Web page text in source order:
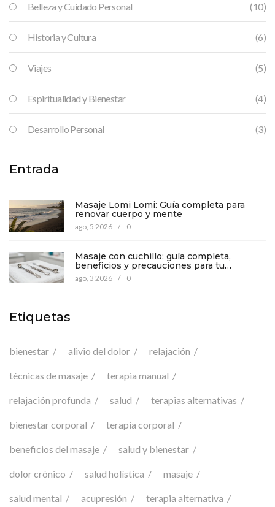
Belleza y Cuidado Personal (10)
Historia y Cultura (6)
Viajes (5)
Espiritualidad y Bienestar (4)
Desarrollo Personal (3)
Entrada
Masaje Lomi Lomi: Guía completa para
renovar cuerpo y mente
ago, 5 2026 / 0
Masaje con cuchillo: guía completa,
beneficios y precauciones para tu
bienestar
ago, 3 2026 / 0
Etiquetas
bienestar alivio del dolor relajación
técnicas de masaje terapia manual
relajación profunda salud terapias alternativas
bienestar corporal terapia corporal
beneficios del masaje salud y bienestar
dolor crónico salud holística masaje
salud mental acupresión terapia alternativa